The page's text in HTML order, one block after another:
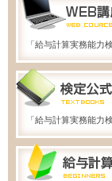
「給与計算実務能力
「給与計算実務能力